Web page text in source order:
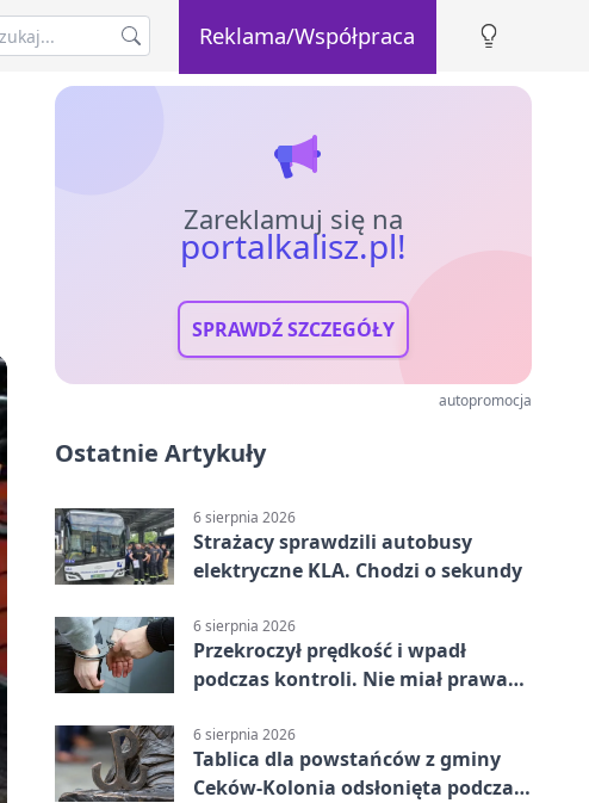
Reklama/Współpraca
Zareklamuj się na
portalkalisz.pl!
SPRAWDŹ SZCZEGÓŁY
autopromocja
Ostatnie Artykuły
6 sierpnia 2026
Strażacy sprawdzili autobusy
elektryczne KLA. Chodzi o sekundy
6 sierpnia 2026
Przekroczył prędkość i wpadł
podczas kontroli. Nie miał prawa
6 sierpnia 2026
Tablica dla powstańców z gminy
Ceków-Kolonia odsłonięta podczas